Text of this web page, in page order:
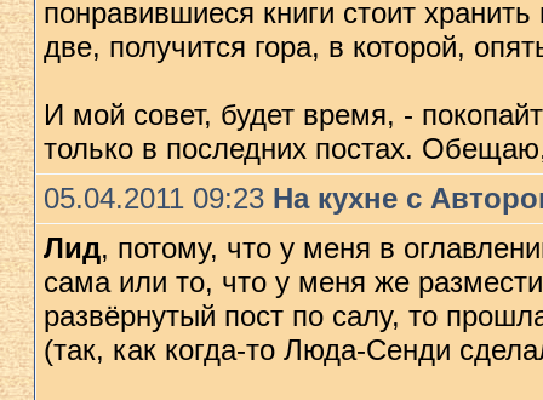
понравившиеся книги стоит
две, получится гора, в которой,
И мой совет, будет время, -
только в последних постах.
05.04.2011 09:23 На кухне с
Лид, потому, что у меня в
сама или то, что у меня же
развёрнутый пост по салу, то
(так, как когда-то Люда-Сенди